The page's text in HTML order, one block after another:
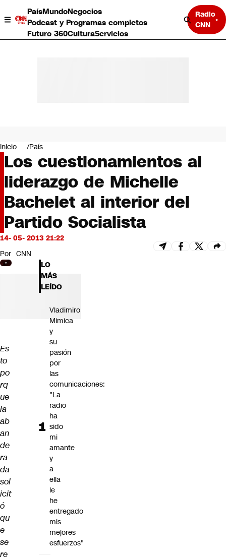
PaísMundoNegocios
Podcast y Programas completos
Futuro 360CulturaServicios
Radio
CNN
Negocios
Deportes
Programas completos
Cultura
Servicios
Bits
CNN tiempo
Futuro 360
Inicio País
Los cuestionamientos al
liderazgo de Michelle
Bachelet al interior del
Partido Socialista
14- 05- 2013 21:22
Por CNN
Es
to
po
rq
ue
la
ab
an
de
ra
da
sol
icit
ó
qu
e
se
re
LO
MÁS
LEÍDO
Vladimiro
Mimica
y
su
pasión
por
las
comunicaciones:
"La
radio
ha
sido
mi
amante
y
a
ella
le
he
entregado
mis
mejores
esfuerzos"